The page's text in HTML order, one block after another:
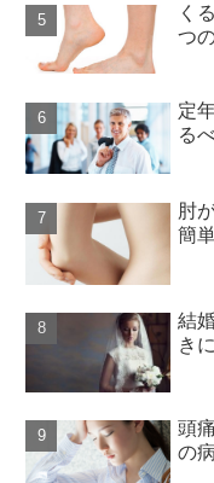
く
つ
定
る
肘
簡
結
き
頭
の